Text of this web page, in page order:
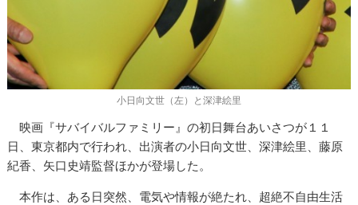
小日向文世（左）と深津絵里
映画『サバイバルファミリー』の初日舞台あいさつが１１
日、東京都内で行われ、出演者の小日向文世、深津絵里、藤原
紀香、矢口史靖監督ほかが登場した。
本作は、ある日突然、電気や情報が絶たれ、超絶不自由生活